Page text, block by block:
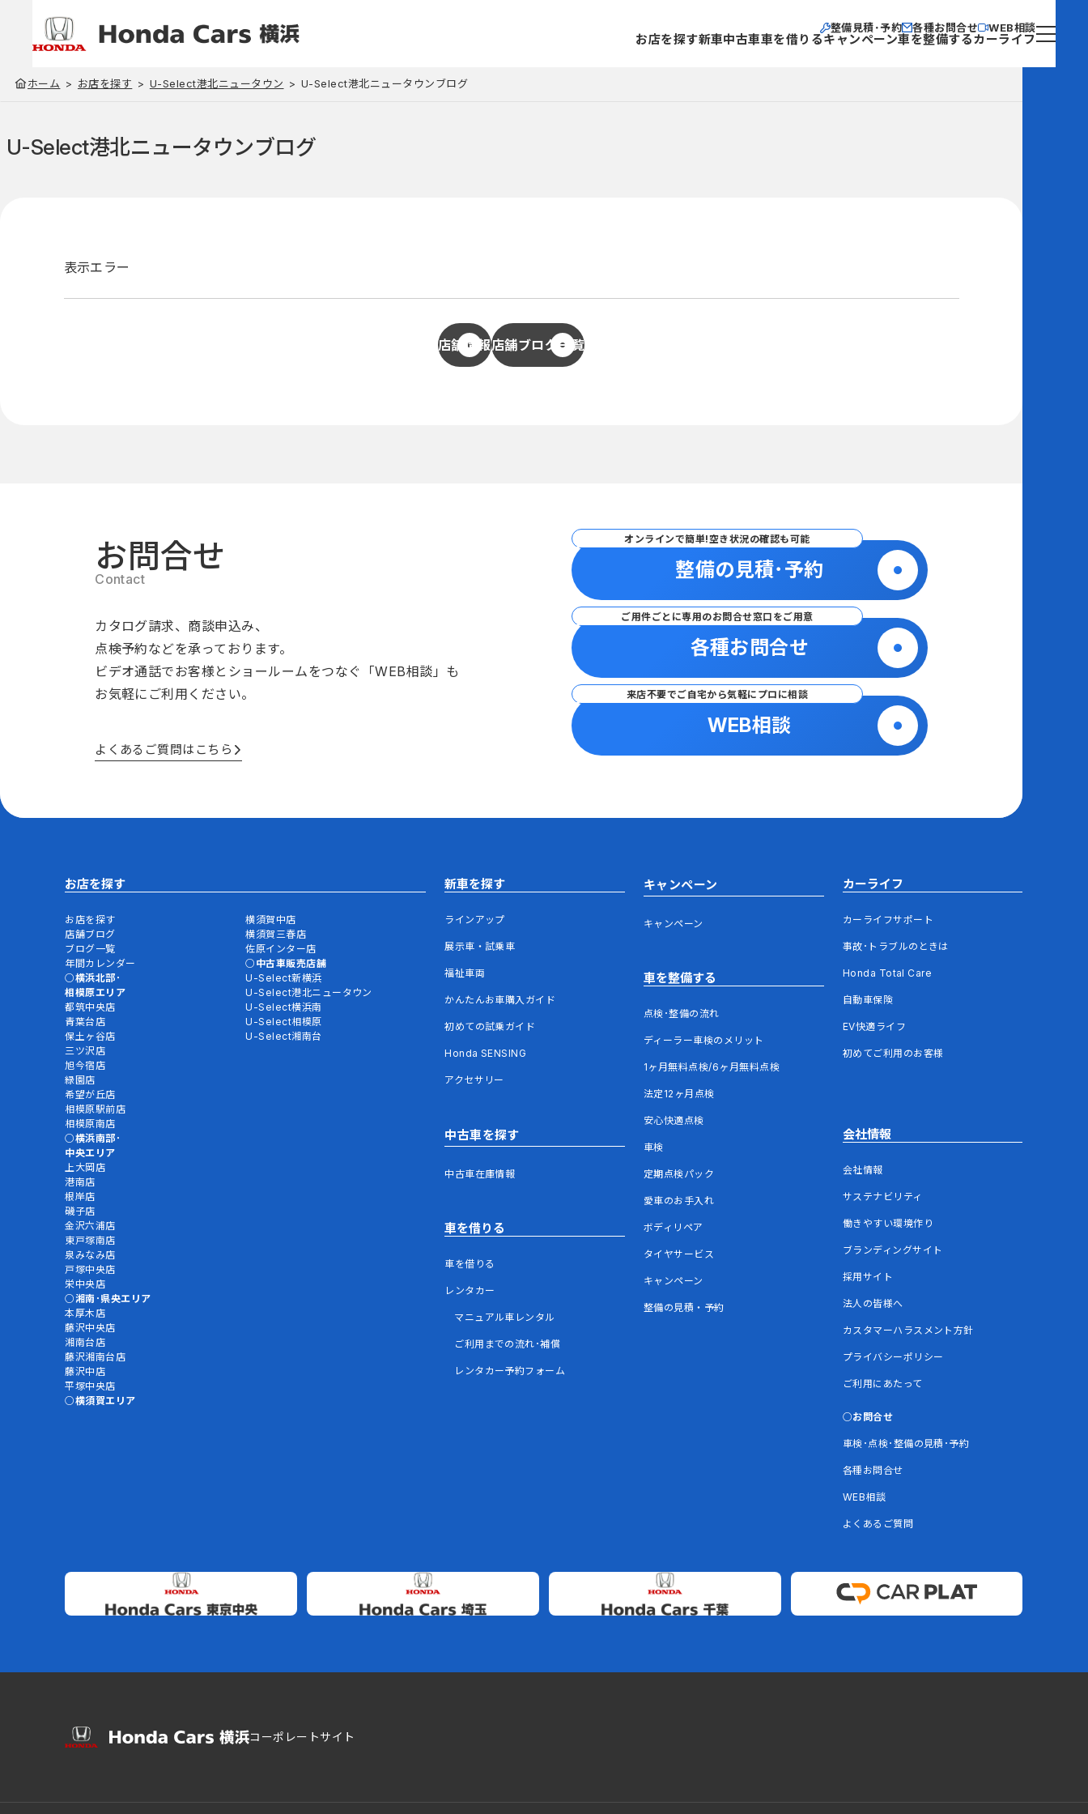
整備見積･予約 各種お問合せ WEB相談
お店を探す新車中古車車を借りるキャンペーン車を整備するカーライフ
ホーム お店を探す U-Select港北ニュータウン U-Select港北ニュータウンブログ
U-Select港北ニュータウンブログ
表示エラー
店舗情報店舗ブログ一覧
お問合せ
カタログ請求、商談申込み、
点検予約などを承っております。
ビデオ通話でお客様とショールームをつなぐ
「WEB相談」も
お気軽にご利用ください。
よくあるご質問はこちら
オンラインで簡単!空き状況の確認も可能
整備の見積･予約
ご用件ごとに専用のお問合せ窓口をご用意
各種お問合せ
来店不要でご自宅から気軽にプロに相談
WEB相談
お店を探す
お店を探す
店舗ブログ
ブログ一覧
年間カレンダー
横浜北部･
相模原エリア
都筑中央店
青葉台店
保土ヶ谷店
三ツ沢店
旭今宿店
緑園店
希望が丘店
相模原駅前店
相模原南店
横浜南部･
中央エリア
上大岡店
港南店
根岸店
磯子店
金沢六浦店
東戸塚南店
泉みなみ店
戸塚中央店
栄中央店
湘南･県央エリア
本厚木店
藤沢中央店
湘南台店
藤沢湘南台店
藤沢中店
平塚中央店
横須賀エリア
横須賀中店
横須賀三春店
佐原インター店
中古車販売店舗
U-Select新横浜
U-Select港北ニュータウン
U-Select横浜南
U-Select相模原
U-Select湘南台
新車を探す
ラインアップ
展示車・試乗車
福祉車両
かんたんお車購入ガイド
初めての試乗ガイド
Honda SENSING
アクセサリー
中古車を探す
中古車在庫情報
車を借りる
車を借りる
レンタカー
マニュアル車レンタル
ご利用までの流れ･補償
レンタカー予約フォーム
キャンペーン
キャンペーン
車を整備する
点検･整備の流れ
ディーラー車検のメリット
1ヶ月無料点検/6ヶ月無料点検
法定12ヶ月点検
安心快適点検
車検
定期点検パック
愛車のお手入れ
ボディリペア
タイヤサービス
キャンペーン
整備の見積・予約
カーライフ
カーライフサポート
事故･トラブルのときは
Honda Total Care
自動車保険
EV快適ライフ
初めてご利用のお客様
会社情報
会社情報
サステナビリティ
働きやすい環境作り
ブランディングサイト
採用サイト
法人の皆様へ
カスタマーハラスメント方針
プライバシーポリシー
ご利用にあたって
お問合せ
車検･点検･整備の見積･予約
各種お問合せ
WEB相談
よくあるご質問
コーポレートサイト